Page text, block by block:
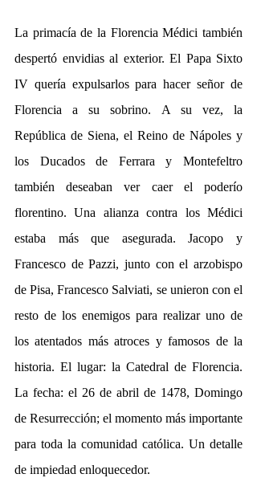
La primacía de la Florencia Médici también
despertó envidias al exterior. El Papa Sixto
IV quería expulsarlos para hacer señor de
Florencia a su sobrino. A su vez, la
República de Siena, el Reino de Nápoles y
los Ducados de Ferrara y Montefeltro
también deseaban ver caer el poderío
florentino. Una alianza contra los Médici
estaba más que asegurada. Jacopo y
Francesco de Pazzi, junto con el arzobispo
de Pisa, Francesco Salviati, se unieron con el
resto de los enemigos para realizar uno de
los atentados más atroces y famosos de la
historia. El lugar: la Catedral de Florencia.
La fecha: el 26 de abril de 1478, Domingo
de Resurrección; el momento más importante
para toda la comunidad católica. Un detalle
de impiedad enloquecedor.